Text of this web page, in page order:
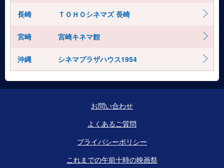
長崎 ＴＯＨＯシネマズ 長崎
宮崎 宮崎キネマ館
沖縄 シネマプラザハウス1954
お問い合わせ
よくあるご質問
プライバシーポリシー
これまでの午前十時の映画祭